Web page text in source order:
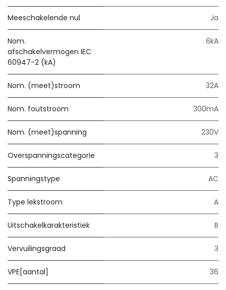
Meeschakelende nul Ja
Nom.
afschakelvermogen IEC
60947-2 (kA)
6kA
Nom. (meet)stroom 32A
Nom. foutstroom 300mA
Nom. (meet)spanning 230V
Overspanningscategorie 3
Spanningstype AC
Type lekstroom A
Uitschakelkarakteristiek B
Vervuilingsgraad 3
VPE[aantal] 36